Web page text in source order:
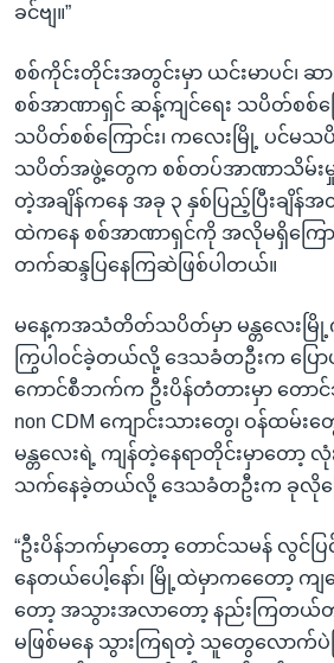
ခင်ဗျ။”
စစ်ကိုင်းတိုင်းအတွင်းမှာ ယင်းမာပင်၊ ဆာ
စစ်အာဏာရှင် ဆန့်ကျင်ရေး သပိတ်စစ်ကြ
သပိတ်စစ်ကြောင်း၊ ကလေးမြို့ ပင်မသ
သပိတ်အဖွဲ့တွေက စစ်တပ်အာဏာသိမ်းမှု
တဲ့အချိန်ကနေ အခု ၃ နှစ်ပြည့်ပြီးချိ
ထဲကနေ စစ်အာဏာရှင်ကို အလိုမရှိကြောင်
တက်ဆန္ဒပြနေကြဆဲဖြစ်ပါတယ်။
မနေ့ကအသံတိတ်သပိတ်မှာ မန္တလေး
ကြွပါဝင်ခဲ့တယ်လို့ ဒေသခံတဦးက ပြော
ကောင်စီဘက်က ဦးပိန်တံတားမှာ တော
non CDM ကျောင်းသားတွေ၊ ဝန်ထမ်း
မန္တလေးရဲ့ ကျန်တဲ့နေရာတိုင်းမှာတော့
သက်နေခဲ့တယ်လို့ ဒေသခံတဦးက ခုလိုပြ
“ဦးပိန်ဘက်မှာတော့ တောင်သမန် လွင်ပ
နေတယ်ပေါ့နော်၊ မြို့ထဲမှာကတေော့ ကျ
တော့ အသွားအလာတော့ နည်းကြတ
မဖြစ်မနေ သွားကြရတဲ့ သူတွေလောက်ပဲ